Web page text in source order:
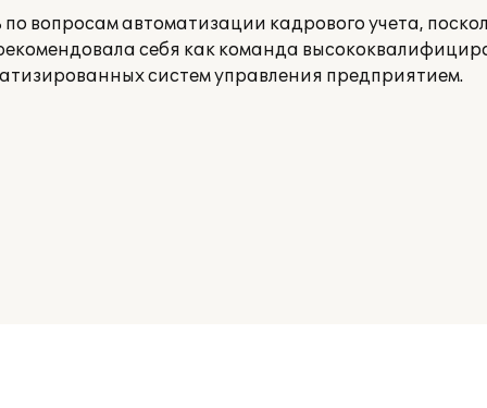
вопросам автоматизации кадрового учета,
себя как команда
систем управления предприятием.